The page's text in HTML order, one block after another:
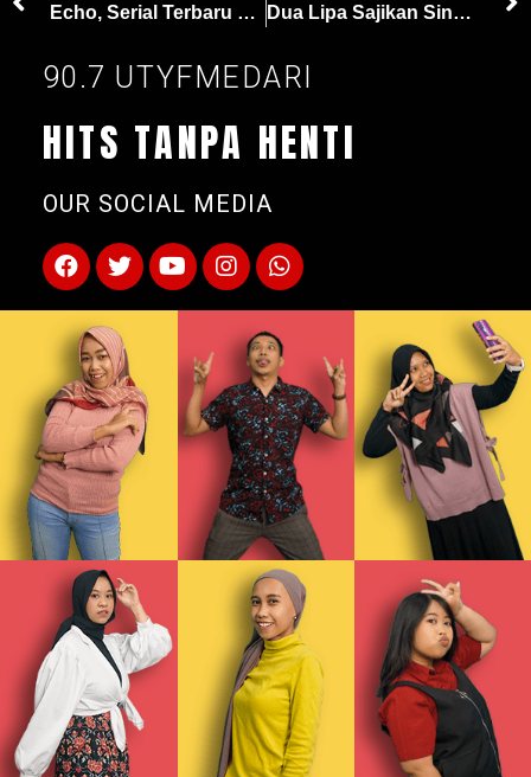
Echo, Serial Terbaru Marvel Tayang 10 Januari 2024 Dua Lipa Sajikan Single Comebacknya, ‘Houdini’
90.7 UTYFMEDARI
HITS TANPA HENTI
OUR SOCIAL MEDIA